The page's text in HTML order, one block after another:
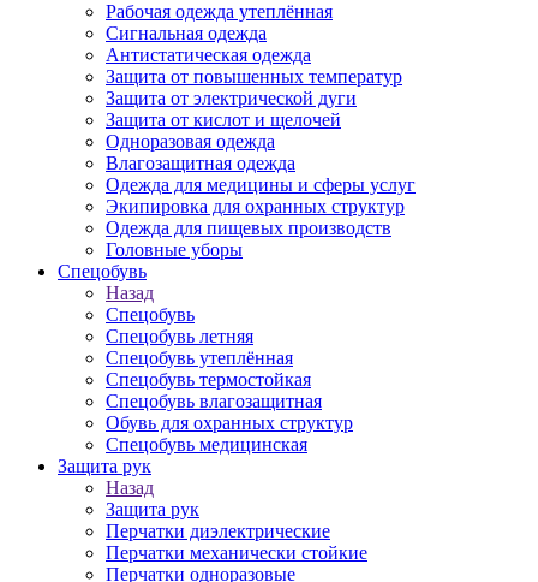
Рабочая одежда утеплённая
Сигнальная одежда
Антистатическая одежда
Защита от повышенных температур
Защита от электрической дуги
Защита от кислот и щелочей
Одноразовая одежда
Влагозащитная одежда
Одежда для медицины и сферы услуг
Экипировка для охранных структур
Одежда для пищевых производств
Головные уборы
Спецобувь
Назад
Спецобувь
Спецобувь летняя
Спецобувь утеплённая
Спецобувь термостойкая
Спецобувь влагозащитная
Обувь для охранных структур
Спецобувь медицинская
Защита рук
Назад
Защита рук
Перчатки диэлектрические
Перчатки механически стойкие
Перчатки одноразовые